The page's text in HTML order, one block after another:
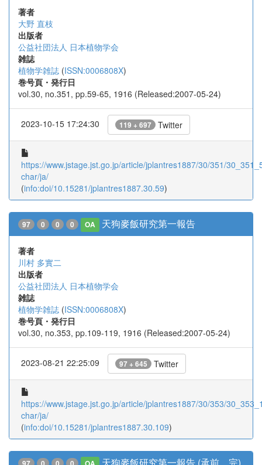
著者
大野 直枝
出版者
公益社団法人 日本植物学会
雑誌
植物学雑誌 (ISSN:0006808X)
巻号頁・発行日
vol.30, no.351, pp.59-65, 1916 (Released:2007-05-24)
2023-10-15 17:24:30 119 + 697 Twitter
https://www.jstage.jst.go.jp/article/jplantres1887/30/351/
char/ja/
(info:doi/10.15281/jplantres1887.30.59)
97 0 0 0 OA 天狗麥飯研究第一報告
著者
川村 多實二
出版者
公益社団法人 日本植物学会
雑誌
植物学雑誌 (ISSN:0006808X)
巻号頁・発行日
vol.30, no.353, pp.109-119, 1916 (Released:2007-05-24)
2023-08-21 22:25:09 97 + 645 Twitter
https://www.jstage.jst.go.jp/article/jplantres1887/30/353/
char/ja/
(info:doi/10.15281/jplantres1887.30.109)